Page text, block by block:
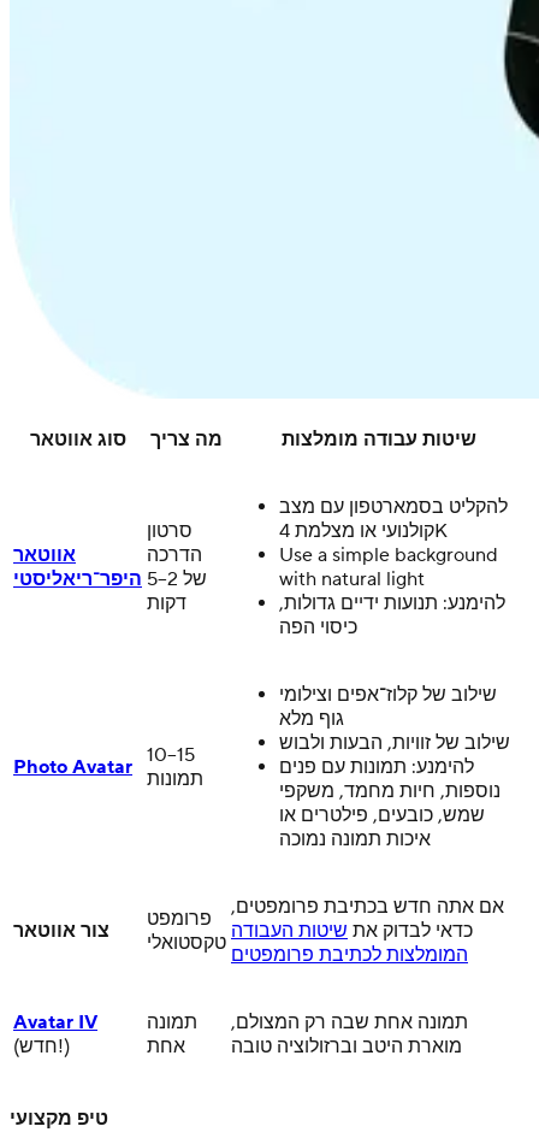
סוג אווטאר מה צריך שיטות עבודה מומלצות
אווטאר
היפר־ריאליסטי
סרטון
הדרכה
של 2–5
דקות
להקליט בסמארטפון עם מצב
קולנועי או מצלמת 4K
Use a simple background
with natural light
להימנע: תנועות ידיים גדולות,
כיסוי הפה
Photo Avatar 10–15
תמונות
שילוב של קלוז־אפים וצילומי
גוף מלא
שילוב של זוויות, הבעות ולבוש
להימנע: תמונות עם פנים
נוספות, חיות מחמד, משקפי
שמש, כובעים, פילטרים או
איכות תמונה נמוכה
צור אווטאר
פרומפט
טקסטואלי
אם אתה חדש בכתיבת פרומפטים,
כדאי לבדוק את שיטות העבודה
המומלצות לכתיבת פרומפטים
Avatar IV
(חדש!)
תמונה
אחת
תמונה אחת שבה רק המצולם,
מוארת היטב וברזולוציה טובה
טיפ מקצועי